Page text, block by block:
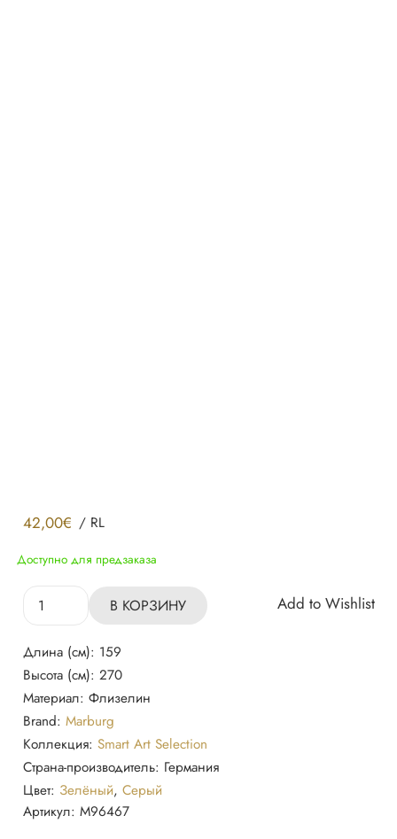
42,00€ / RL
Доступно для предзаказа
Количество
Обои
96467
Smart
Art,
Foggy
Landscape
В КОРЗИНУ Add to Wishlist
Длина (см): 159
Высота (см): 270
Материал: Флизелин
Brand: Marburg
Коллекция: Smart Art Selection
Страна-производитель: Германия
Цвет: Зелёный, Серый
Артикул: M96467